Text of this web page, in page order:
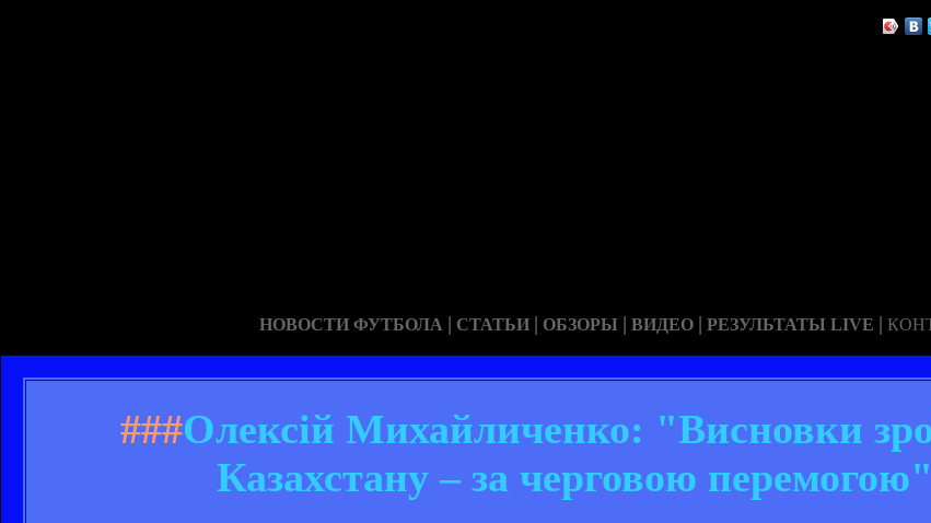
НОВОСТИ ФУТБОЛА | СТАТЬИ | ОБЗОРЫ | ВИДЕО | РЕЗУЛЬТАТЫ LIVE |
###Олексій Михайличенко: "Висновки
Казахстану – за черговою перемогою"